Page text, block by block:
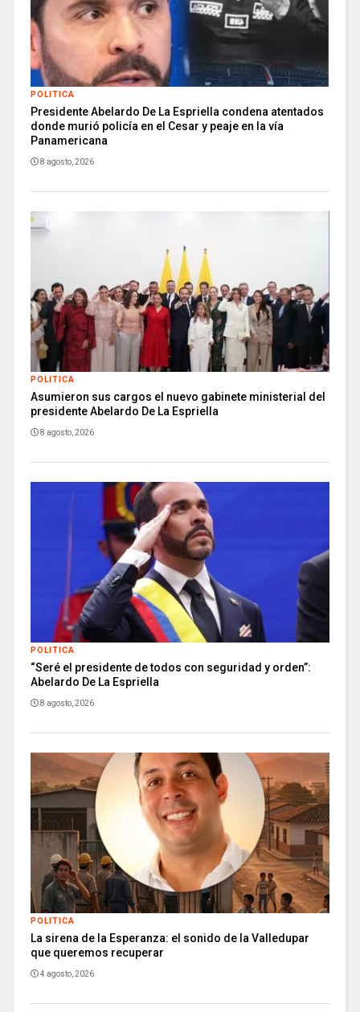
POLITICA
Presidente Abelardo De La Espriella condena atentados
donde murió policía en el Cesar y peaje en la vía
Panamericana
8 agosto, 2026
POLITICA
Asumieron sus cargos el nuevo gabinete ministerial del
presidente Abelardo De La Espriella
8 agosto, 2026
POLITICA
“Seré el presidente de todos con seguridad y orden”:
Abelardo De La Espriella
8 agosto, 2026
POLITICA
La sirena de la Esperanza: el sonido de la Valledupar
que queremos recuperar
4 agosto, 2026